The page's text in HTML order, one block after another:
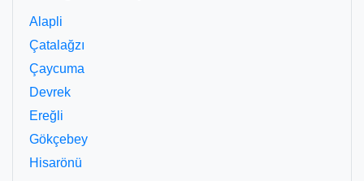
Alapli
Çatalağzı
Çaycuma
Devrek
Ereğli
Gökçebey
Hisarönü